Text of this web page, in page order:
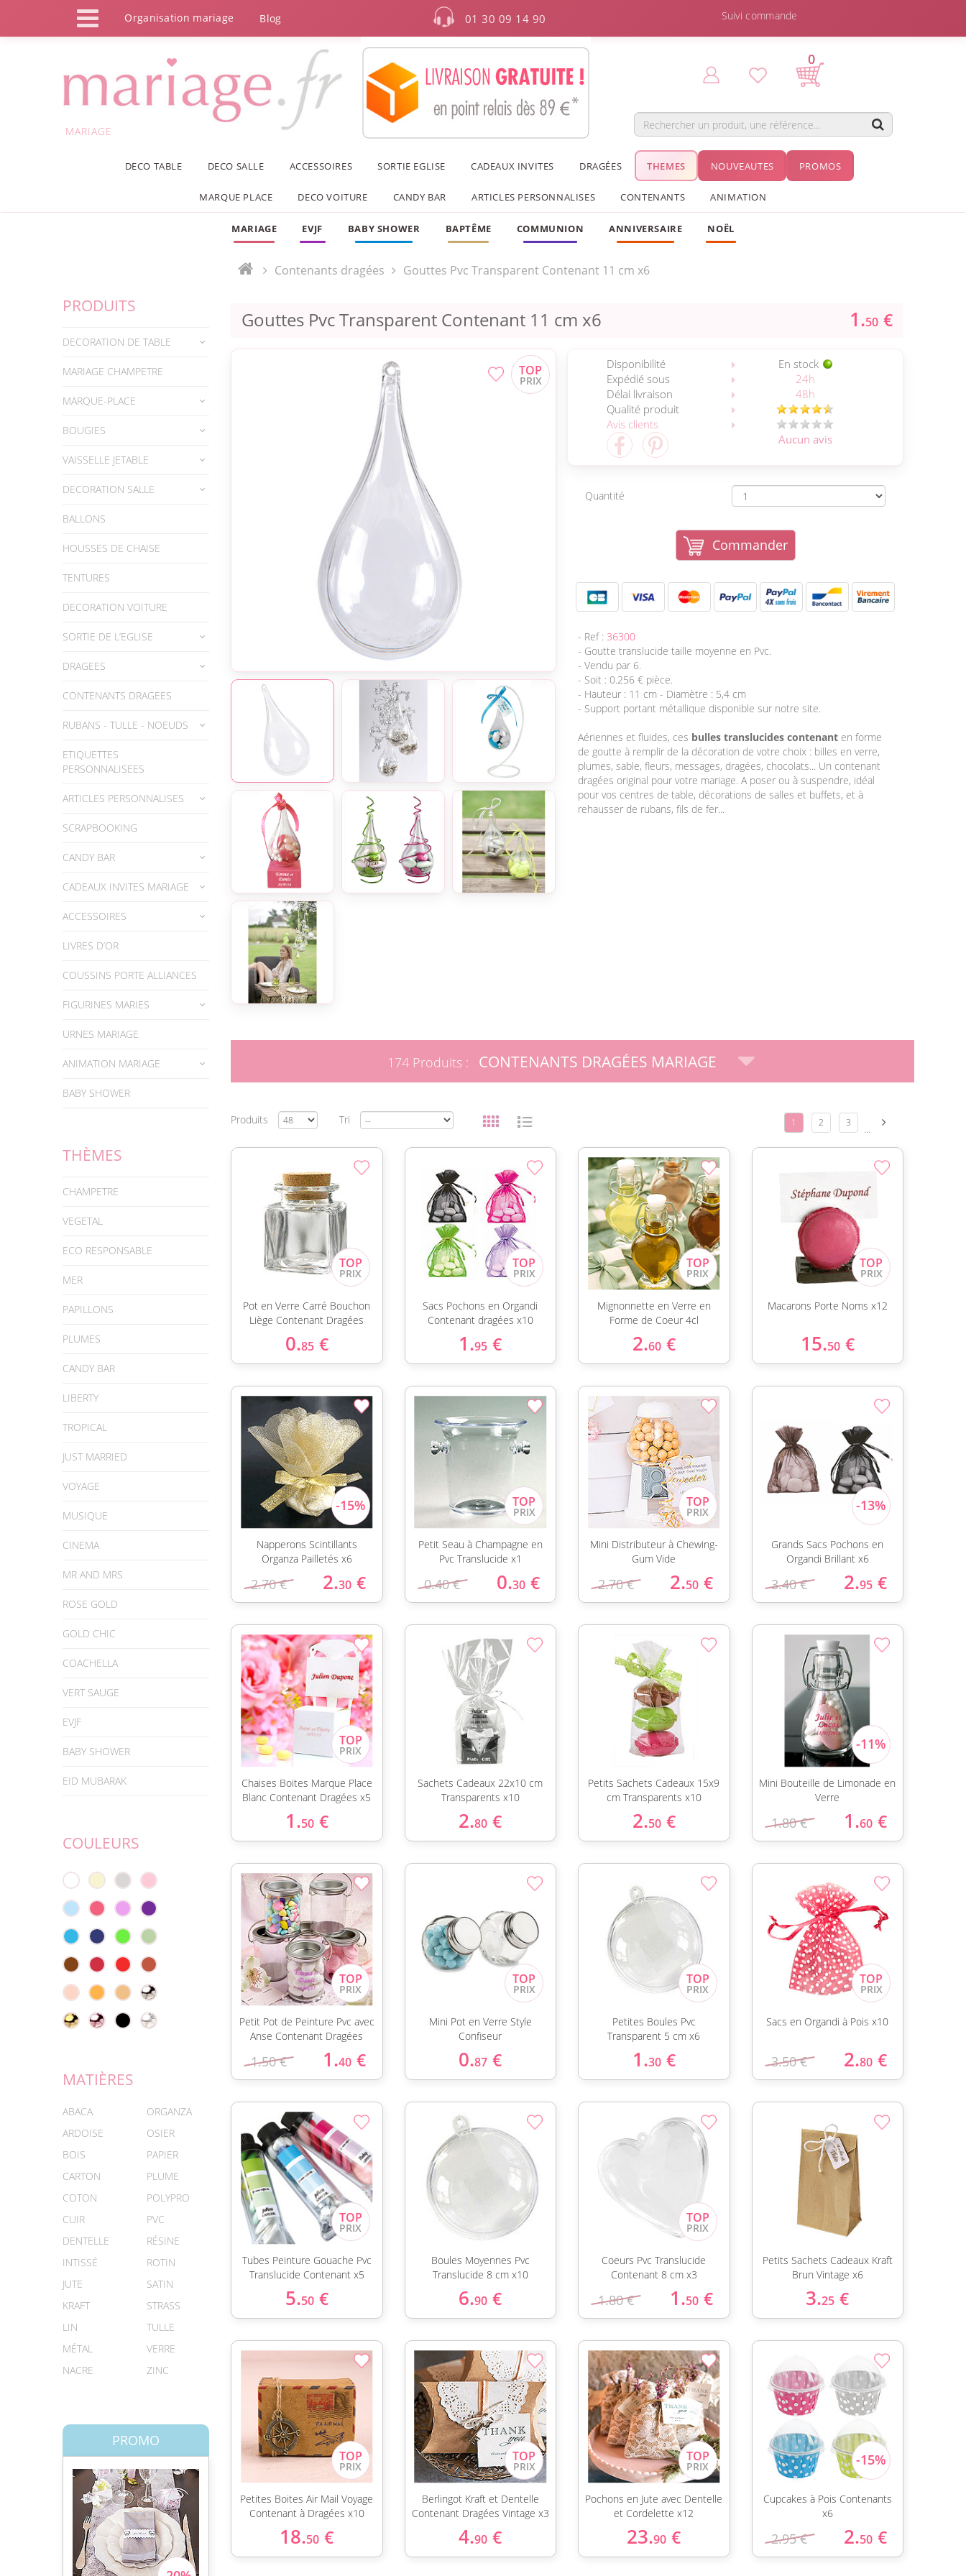
Organisation mariage Blog 01 30 09 14 90 Suivi commande
MARIAGE
0
DECO TABLE DECO SALLE ACCESSOIRES SORTIE EGLISE CADEAUX INVITES DRAGÉES THEMES NOUVEAUTES PROMOS
MARQUE PLACE DECO VOITURE CANDY BAR ARTICLES PERSONNALISES CONTENANTS ANIMATION
MARIAGE EVJF BABY SHOWER BAPTÊME COMMUNION ANNIVERSAIRE NOËL
PRODUITS
DECORATION DE TABLE
MARIAGE CHAMPETRE
MARQUE-PLACE
BOUGIES
VAISSELLE JETABLE
DECORATION SALLE
BALLONS
HOUSSES DE CHAISE
TENTURES
DECORATION VOITURE
SORTIE DE L’EGLISE
DRAGEES
CONTENANTS DRAGEES
RUBANS - TULLE - NOEUDS
ETIQUETTES
PERSONNALISEES
ARTICLES PERSONNALISES
SCRAPBOOKING
CANDY BAR
CADEAUX INVITES MARIAGE
ACCESSOIRES
LIVRES D’OR
COUSSINS PORTE ALLIANCES
FIGURINES MARIES
URNES MARIAGE
ANIMATION MARIAGE
BABY SHOWER
THÈMES
CHAMPETRE
VEGETAL
ECO RESPONSABLE
MER
PAPILLONS
PLUMES
CANDY BAR
LIBERTY
TROPICAL
JUST MARRIED
VOYAGE
MUSIQUE
CINEMA
MR AND MRS
ROSE GOLD
GOLD CHIC
COACHELLA
VERT SAUGE
EVJF
BABY SHOWER
EID MUBARAK
COULEURS
MATIÈRES
ABACA
ARDOISE
BOIS
CARTON
COTON
CUIR
DENTELLE
INTISSÉ
JUTE
KRAFT
LIN
MÉTAL
NACRE
ORGANZA
OSIER
PAPIER
PLUME
POLYPRO
PVC
RÉSINE
ROTIN
SATIN
STRASS
TULLE
VERRE
ZINC
PROMO
Contenants dragées Gouttes Pvc Transparent Contenant 11 cm x6
Gouttes Pvc Transparent Contenant 11 cm x6 1.50 €
Disponibilité
En stock
Expédié sous
24h
Délai livraison
48h
Qualité produit
Avis clients
Aucun avis
Quantité
Commander
- Ref : 36300
- Goutte translucide taille moyenne en Pvc.
- Vendu par 6.
- Soit : 0.256 € pièce.
- Hauteur : 11 cm - Diamètre : 5,4 cm
- Support portant métallique disponible sur notre site.
Aériennes et fluides, ces bulles translucides contenant en forme
de goutte à remplir de la décoration de votre choix : billes en verre,
plumes, sable, fleurs, messages, dragées, chocolats... Un contenant
dragées original pour votre mariage. A poser ou à suspendre, idéal
pour vos centres de table, décorations de salles et buffets, et à
rehausser de rubans, fils de fer...
174 Produits : CONTENANTS DRAGÉES MARIAGE
Produits Tri 1 2 3 ...
Pot en Verre Carré Bouchon
Liège Contenant Dragées
0.85 €
Sacs Pochons en Organdi
Contenant dragées x10
1.95 €
Mignonnette en Verre en
Forme de Coeur 4cl
2.60 €
Macarons Porte Noms x12
15.50 €
Napperons Scintillants
Organza Pailletés x6
2.70 € 2.30 €
Petit Seau à Champagne en
Pvc Translucide x1
0.40 € 0.30 €
Mini Distributeur à Chewing-
Gum Vide
2.70 € 2.50 €
Grands Sacs Pochons en
Organdi Brillant x6
3.40 € 2.95 €
Chaises Boites Marque Place
Blanc Contenant Dragées x5
1.50 €
Sachets Cadeaux 22x10 cm
Transparents x10
2.80 €
Petits Sachets Cadeaux 15x9
cm Transparents x10
2.50 €
Mini Bouteille de Limonade en
Verre
1.80 € 1.60 €
Petit Pot de Peinture Pvc avec
Anse Contenant Dragées
1.50 € 1.40 €
Mini Pot en Verre Style
Confiseur
0.87 €
Petites Boules Pvc
Transparent 5 cm x6
1.30 €
Sacs en Organdi à Pois x10
3.50 € 2.80 €
Tubes Peinture Gouache Pvc
Translucide Contenant x5
5.50 €
Boules Moyennes Pvc
Translucide 8 cm x10
6.90 €
Coeurs Pvc Translucide
Contenant 8 cm x3
1.80 € 1.50 €
Petits Sachets Cadeaux Kraft
Brun Vintage x6
3.25 €
Petites Boites Air Mail Voyage
Contenant à Dragées x10
18.50 €
Berlingot Kraft et Dentelle
Contenant Dragées Vintage x3
4.90 €
Pochons en Jute avec Dentelle
et Cordelette x12
23.90 €
Cupcakes à Pois Contenants
x6
2.95 € 2.50 €
Panneau de gestion des cookies